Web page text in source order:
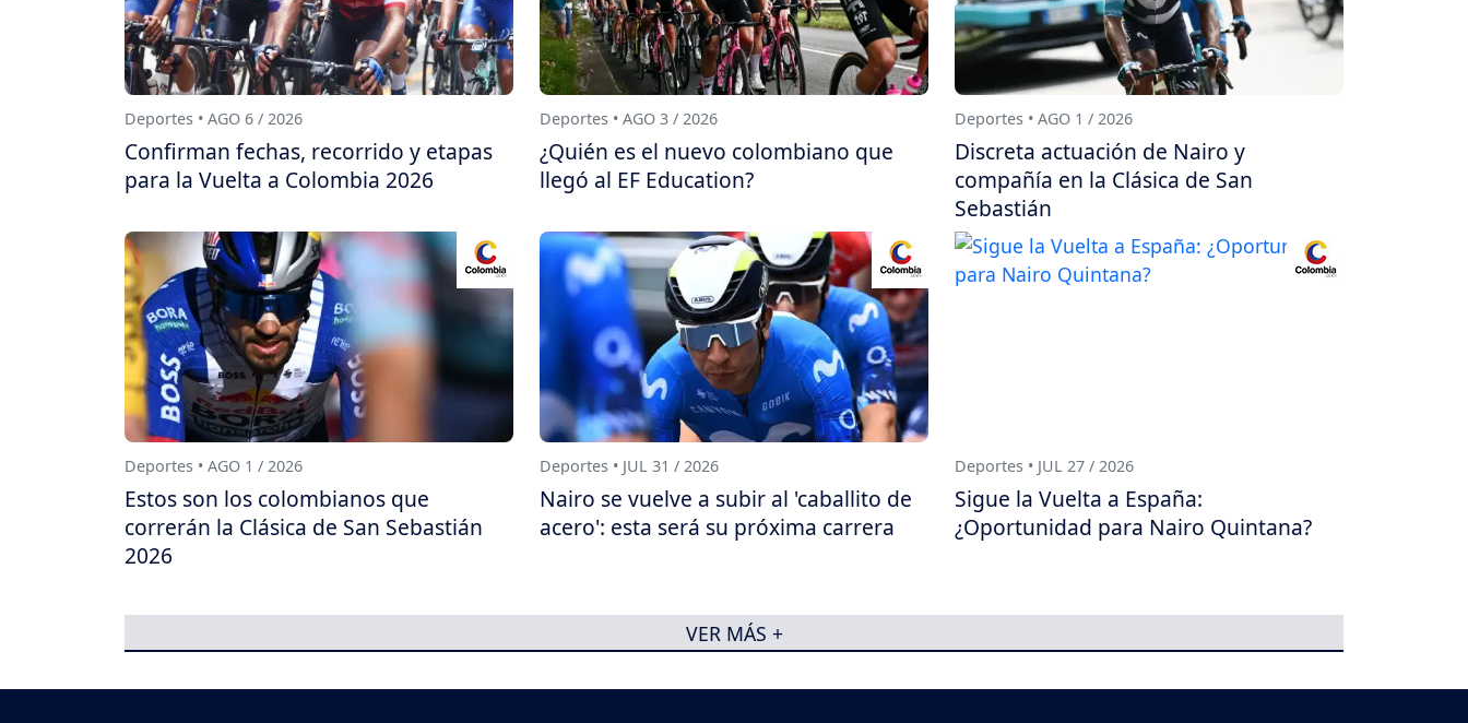
Deportes • AGO 6 / 2026
Confirman fechas, recorrido y etapas
para la Vuelta a Colombia 2026
Deportes • AGO 3 / 2026
¿Quién es el nuevo colombiano que
llegó al EF Education?
Deportes • AGO 1 / 2026
Discreta actuación de Nairo y
compañía en la Clásica de San
Sebastián
Deportes • AGO 1 / 2026
Estos son los colombianos que
correrán la Clásica de San Sebastián
2026
Deportes • JUL 31 / 2026
Nairo se vuelve a subir al 'caballito de
acero': esta será su próxima carrera
Deportes • JUL 27 / 2026
Sigue la Vuelta a España:
¿Oportunidad para Nairo Quintana?
VER MÁS +